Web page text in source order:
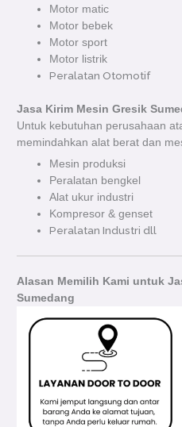
Motor matic
Motor bebek
Motor sport
Motor listrik
Peralatan Otomotif
Jasa Kirim Mesin Gresik
Untuk kebutuhan perusahaan
memindahkan alat berat dan
Mesin produksi
Peralatan bengkel
Alat ukur industri
Kompresor & genset
Peralatan Industri dll
Alasan Memilih Kami untuk
Sumedang